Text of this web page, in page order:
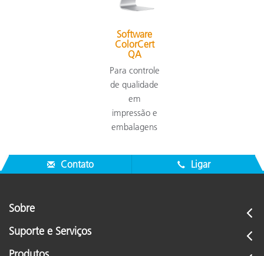
Software
ColorCert
QA
Para controle
de qualidade
em
impressão e
embalagens
Contato Ligar
Sobre
Suporte e Serviços